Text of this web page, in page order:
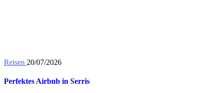
Reisen 20/07/2026
Perfektes Airbnb in Serris